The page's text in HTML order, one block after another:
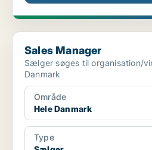
Sales Manager
Sales Manager
Sælger søges til organisation/
Danmark
Område
Hele Danmark
Type